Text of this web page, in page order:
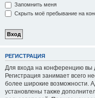
Запомнить меня
Скрыть моё пребывание на
РЕГИСТРАЦИЯ
Для входа на конференцию вы
Регистрация занимает всего
более широкие возможности.
установлены также